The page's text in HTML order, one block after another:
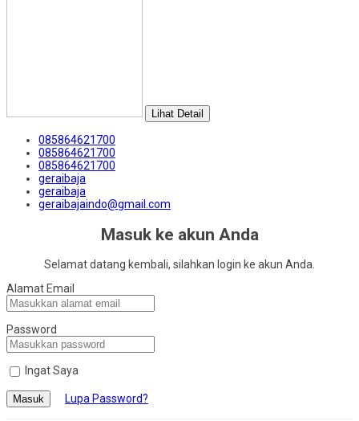
Lihat Detail
085864621700
085864621700
085864621700
geraibaja
geraibaja
geraibajaindo@gmail.com
Masuk ke akun Anda
Selamat datang kembali, silahkan login ke akun Anda.
Alamat Email
Password
Ingat Saya
Masuk Lupa Password?